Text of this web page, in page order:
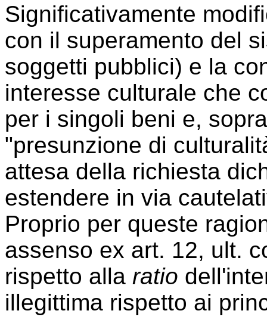
Significativamente
con il superamento del
soggetti pubblici) e la
interesse culturale che
per i singoli beni e,
"presunzione di
attesa della richiesta
estendere in via
Proprio per queste
assenso ex art. 12, ult.
rispetto alla ratio
illegittima rispetto ai